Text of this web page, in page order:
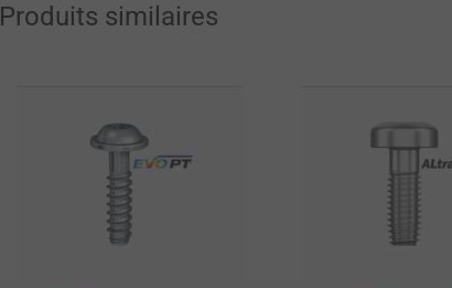
Produits similaires